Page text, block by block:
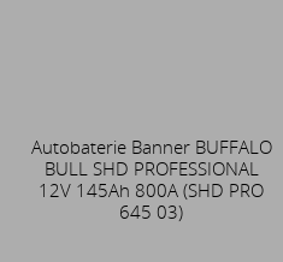
Autobaterie Banner BUFFALO
BULL SHD PROFESSIONAL
12V 145Ah 800A (SHD PRO
645 03)